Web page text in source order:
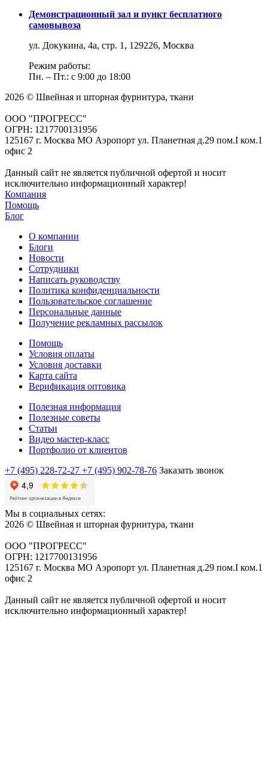
Демонстрационный зал и пункт бесплатного
самовывоза
ул. Докукина, 4а, стр. 1, 129226, Москва
Режим работы:
Пн. – Пт.: с 9:00 до 18:00
2026 © Швейная и шторная фурнитура, ткани
ООО "ПРОГРЕСС"
ОГРН: 1217700131956
125167 г. Москва МО Аэропорт ул. Планетная д.29 пом.I ком.1
офис 2
Данный сайт не является публичной офертой и носит
исключительно информационный характер!
Компания
Помощь
Блог
О компании
Блоги
Новости
Сотрудники
Написать руководству
Политика конфиденциальности
Пользовательское соглашение
Персональные данные
Получение рекламных рассылок
Помощь
Условия оплаты
Условия доставки
Карта сайта
Верификация оптовика
Полезная информация
Полезные советы
Статьи
Видео мастер-класс
Портфолио от клиентов
+7 (495) 228-72-27 +7 (495) 902-78-76 Заказать звонок
Мы в социальных сетях:
2026 © Швейная и шторная фурнитура, ткани
ООО "ПРОГРЕСС"
ОГРН: 1217700131956
125167 г. Москва МО Аэропорт ул. Планетная д.29 пом.I ком.1
офис 2
Данный сайт не является публичной офертой и носит
исключительно информационный характер!